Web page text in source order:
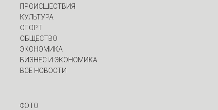
ПРОИСШЕСТВИЯ
КУЛЬТУРА
СПОРТ
ОБЩЕСТВО
ЭКОНОМИКА
БИЗНЕС И ЭКОНОМИКА
ВСЕ НОВОСТИ
ФОТО